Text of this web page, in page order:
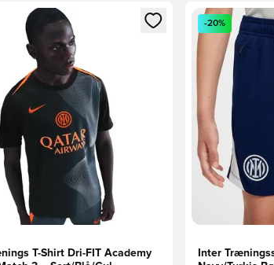
Modal til at logge ind eller tilmelde dig som
T-Shirt Dri-FIT Academy
Åbner en
-20%
Inter